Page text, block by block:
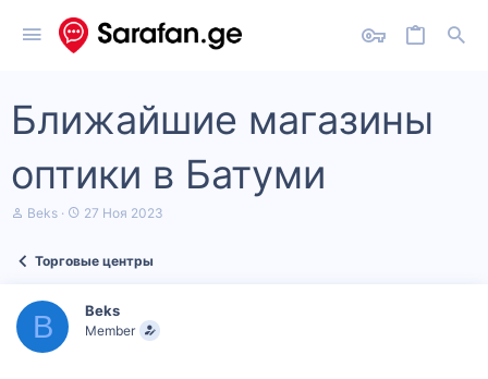
Ближайшие магазины
оптики в Батуми
А
т
м
ы
Beks
Д
а
ч
а
27 Ноя 2023
Торговые центры
B Beks
Member